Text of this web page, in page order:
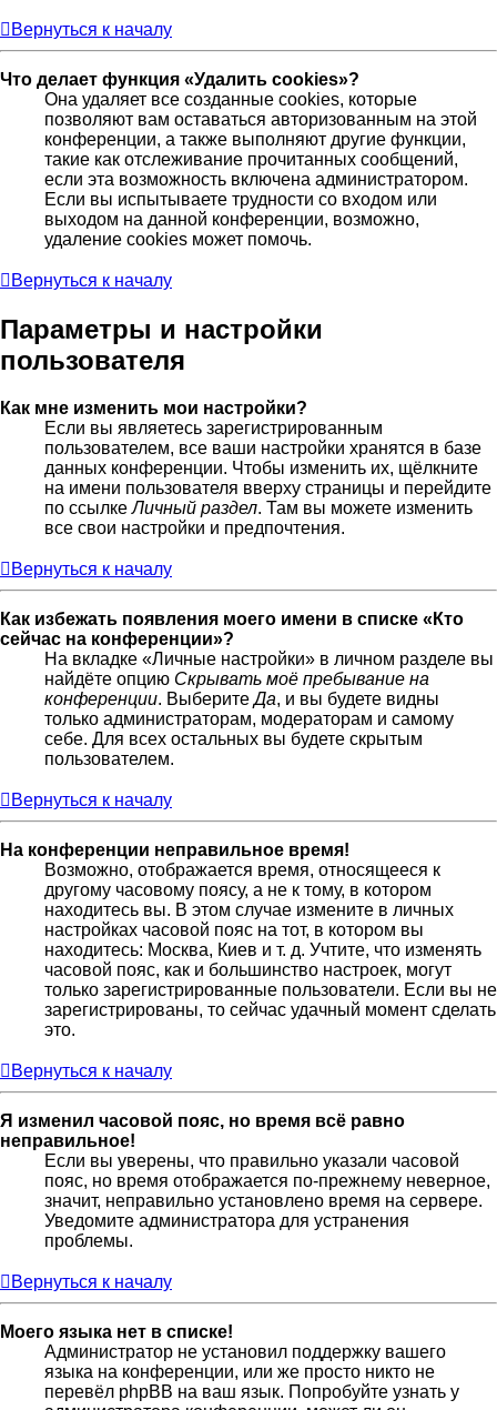
Вернуться к началу
Что делает функция «Удалить cookies»?
Она удаляет все созданные cookies, которые
позволяют вам оставаться авторизованным на этой
конференции, а также выполняют другие функции,
такие как отслеживание прочитанных сообщений,
если эта возможность включена администратором.
Если вы испытываете трудности со входом или
выходом на данной конференции, возможно,
удаление cookies может помочь.
Вернуться к началу
Параметры и настройки
пользователя
Как мне изменить мои настройки?
Если вы являетесь зарегистрированным
пользователем, все ваши настройки хранятся в базе
данных конференции. Чтобы изменить их, щёлкните
на имени пользователя вверху страницы и перейдите
по ссылкеЛичный раздел. Там вы можете изменить
все свои настройки и предпочтения.
Вернуться к началу
Как избежать появления моего имени в списке «Кто
сейчас на конференции»?
На вкладке «Личные настройки» в личном разделе вы
найдёте опцию Скрывать моё пребывание на
конференции. ВыберитеДа, и вы будете видны
только администраторам, модераторам и самому
себе. Для всех остальных вы будете скрытым
пользователем.
Вернуться к началу
На конференции неправильное время!
Возможно, отображается время, относящееся к
другому часовому поясу, а не к тому, в котором
находитесь вы. В этом случае измените в личных
настройках часовой пояс на тот, в котором вы
находитесь: Москва, Киев и т. д. Учтите, что изменять
часовой пояс, как и большинство настроек, могут
только зарегистрированные пользователи. Если вы не
зарегистрированы, то сейчас удачный момент сделать
это.
Вернуться к началу
Я изменил часовой пояс, но время всё равно
неправильное!
Если вы уверены, что правильно указали часовой
пояс, но время отображается по-прежнему неверное,
значит, неправильно установлено время на сервере.
Уведомите администратора для устранения
проблемы.
Вернуться к началу
Моего языка нет в списке!
Администратор не установил поддержку вашего
языка на конференции, или же просто никто не
перевёл phpBB на ваш язык. Попробуйте узнать у